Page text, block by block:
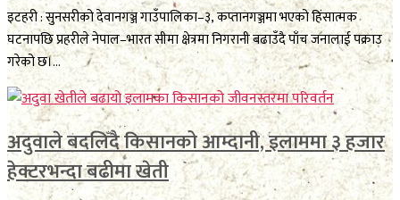
इटहरी : सुनसरीको देवानगञ्ज गाउँपालिका–३, कप्तानगञ्जमा भएको हिंसात्मक
घटनापछि प्रहरीले नेपाल–भारत सीमा क्षेत्रमा निगरानी बढाउँदै पाँच जनालाई पक्राउ
गरेको छ।...
अदुवाले बदलिँदै किसानको आम्दानी, इलाममा ३ हजार
हेक्टरभन्दा बढीमा खेती